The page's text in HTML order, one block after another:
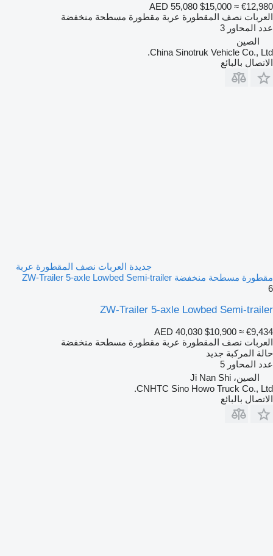
AED 55,080 $15,000 ≈ €12,980
العربات نصف المقطورة عربة مقطورة مسطحة منخفضة
عدد المحاور 3
الصين
China Sinotruk Vehicle Co., Ltd.
الاتصال بالبائع
جديدة العربات نصف المقطورة عربة
مقطورة مسطحة منخفضة ZW-Trailer 5-axle Lowbed Semi-trailer
6
ZW-Trailer 5-axle Lowbed Semi-trailer
AED 40,030 $10,900 ≈ €9,434
العربات نصف المقطورة عربة مقطورة مسطحة منخفضة
حالة المركبة جديد
عدد المحاور 5
الصين، Ji Nan Shi
CNHTC Sino Howo Truck Co., Ltd.
الاتصال بالبائع